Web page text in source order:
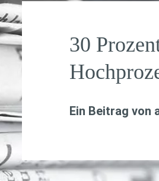
30
Ein Beitrag von